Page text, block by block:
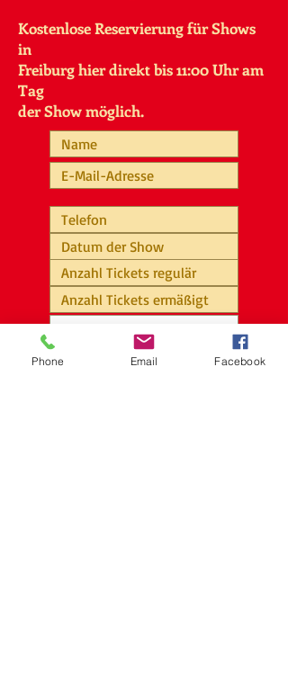
Kostenlose Reservierung für Shows
in
Freiburg hierdirekt bis 11:00 Uhr am
Tag
der Show möglich.
Phone Email Facebook